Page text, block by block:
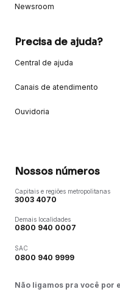
Newsroom
Precisa de ajuda?
Central de ajuda
Canais de atendimento
Ouvidoria
Nossos números
Capitais e regiões metropolitanas
3003 4070
Demais localidades
0800 940 0007
SAC
0800 940 9999
Não ligamos pra você por